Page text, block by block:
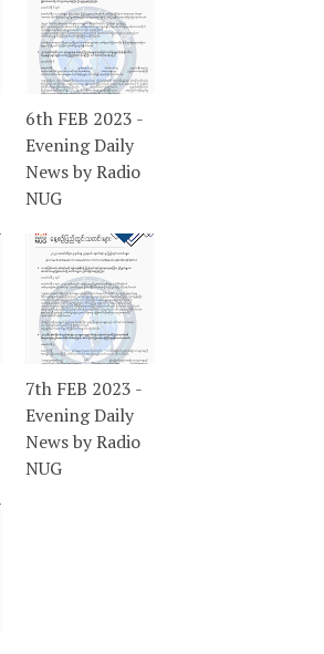
6th FEB 2023 -
Evening Daily
News by Radio
NUG
7th FEB 2023 -
Evening Daily
News by Radio
NUG